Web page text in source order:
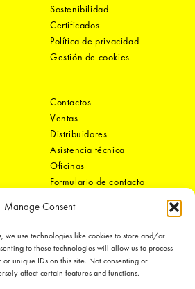
Manage Consent
we use technologies like cookies to store and/or
to these technologies will allow us to process
unique IDs on this site. Not consenting or
affect certain features and functions.
Sostenibilidad
Certificados
Política de privacidad
Gestión de cookies
Contactos
Ventas
Distribuidores
Asistencia técnica
Oficinas
Formulario de contacto